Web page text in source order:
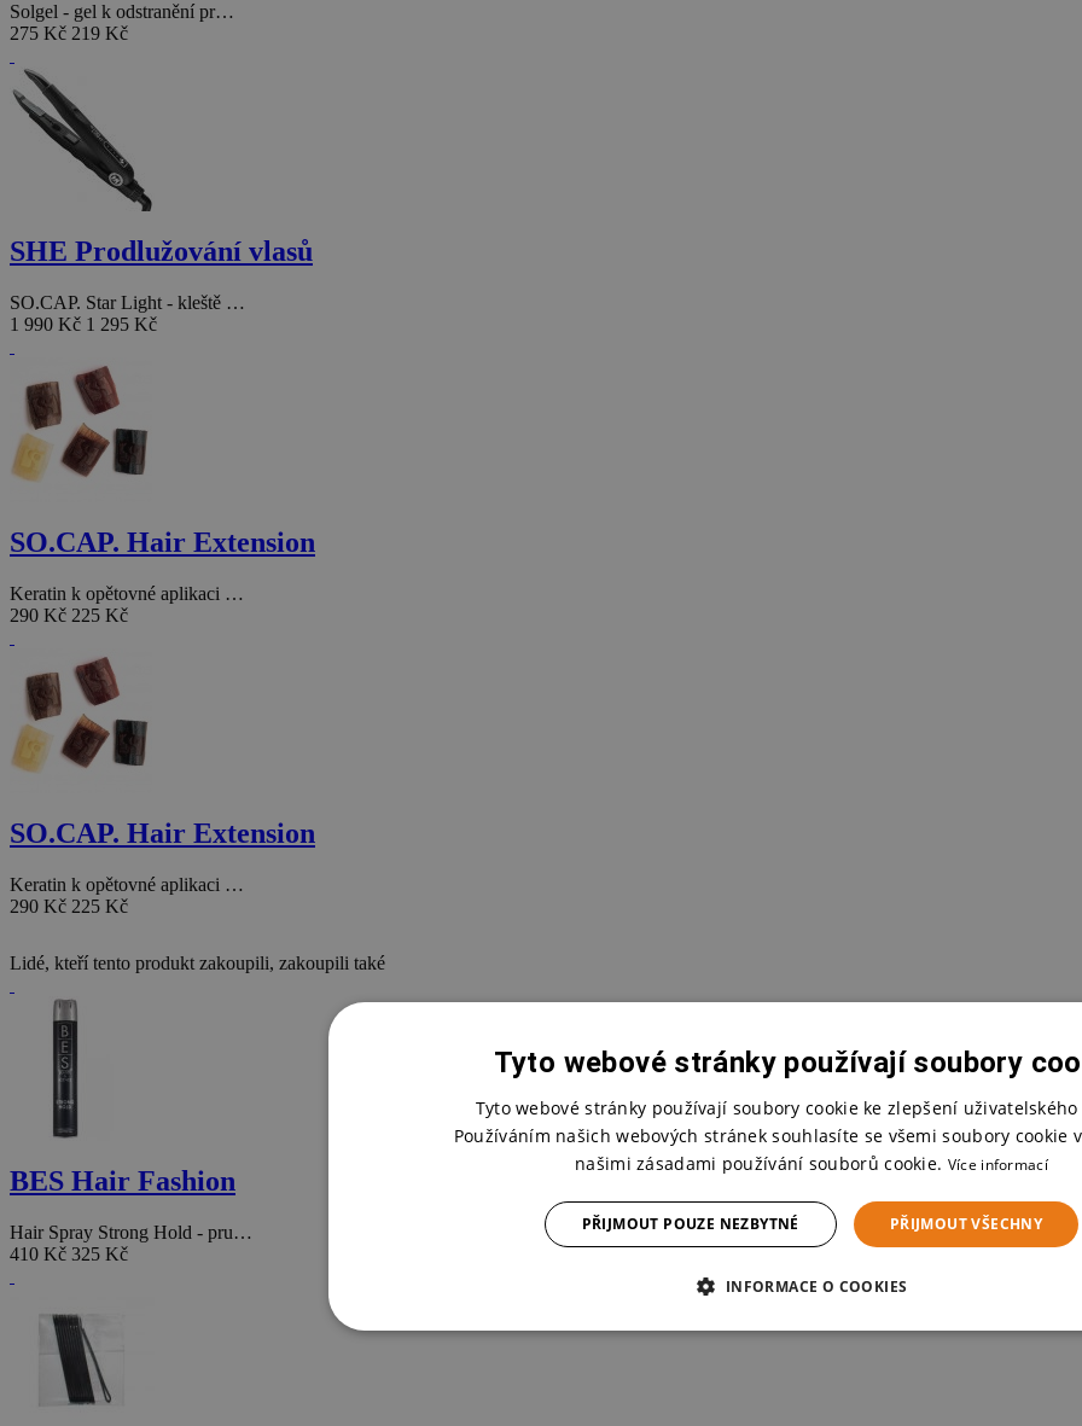
Solgel - gel k odstranění pr…
275 Kč 219 Kč
SHE Prodlužování vlasů
SO.CAP. Star Light - kleště …
1 990 Kč 1 295 Kč
SO.CAP. Hair Extension
Keratin k opětovné aplikaci …
290 Kč 225 Kč
SO.CAP. Hair Extension
Keratin k opětovné aplikaci …
290 Kč 225 Kč
Lidé, kteří tento produkt zakoupili, zakoupili také
BES Hair Fashion
Hair Spray Strong Hold - pru…
410 Kč 325 Kč
Tyto webové stránky používají soubory
Tyto webové stránky používají soubory cookie ke zlepšení
Používáním našich webových stránek souhlasíte se všemi soubory cookie
našimi zásadami používání souborů cookie. Více informací
PŘIJMOUT VŠECHNY
PŘIJMOUT POUZE NEZBYTNÉ
INFORMACE O COOKIES